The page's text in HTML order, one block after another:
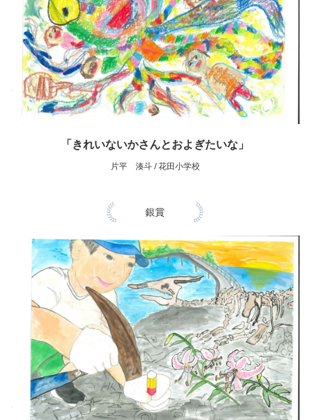
「きれいないかさんとおよぎたいな」
片平 湊斗 / 花田小学校
銀賞